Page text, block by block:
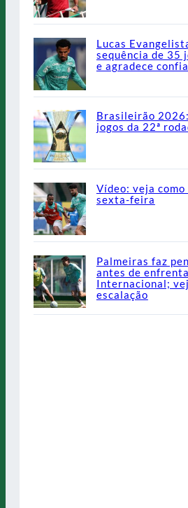
Lucas
sequência de 35
e agradece
Brasileirão
jogos da 22ª
Vídeo: veja
sexta-feira
Palmeiras faz
antes de
Internacional;
escalação